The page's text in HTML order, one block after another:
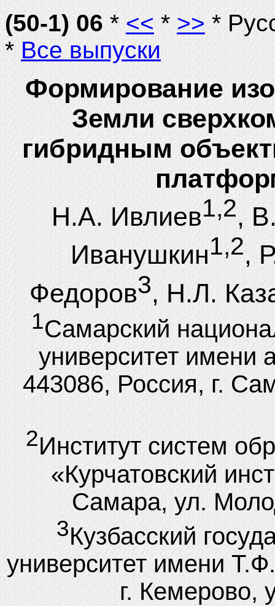
(50-1) 06*<< * >>*
*Все выпуски
Формирование
Земли
гибридным
Н.А. Ивлиев1,2,
Иванушкин1,2,
Федоров3, Н.Л.
1Самарский
университет имени
443086, Россия, г.
2Институт систем
«Курчатовский
Самара, ул.
3Кузбасский
университет имени
г. Кемерово,